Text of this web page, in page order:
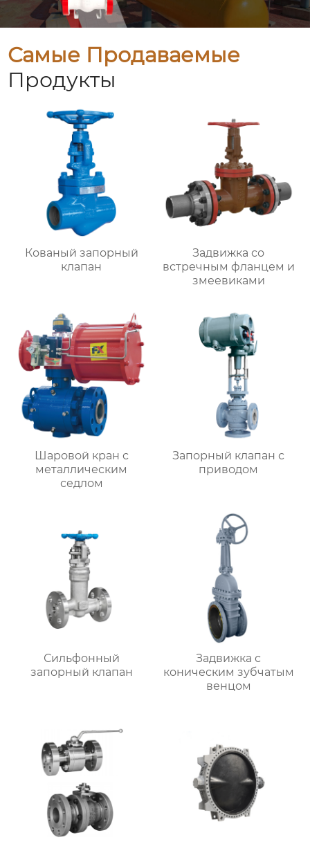
Самые Продаваемые
Продукты
Кованый запорный
клапан
Задвижка со
встречным фланцем и
змеевиками
Шаровой кран с
металлическим
седлом
Запорный клапан с
приводом
Сильфонный
запорный клапан
Задвижка с
коническим зубчатым
венцом